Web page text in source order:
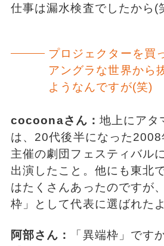
仕事は漏水検査でしたから(
プロジェクターを買
アングラな世界から
ようなんですが(笑)
cocoonaさん： 地上にアタ
は、20代後半になった
主催の劇団フェスティバル
出演したこと。他にも東北
はたくさんあったのですが
枠」として代表に選ばれた
阿部さん：
「異端枠」です